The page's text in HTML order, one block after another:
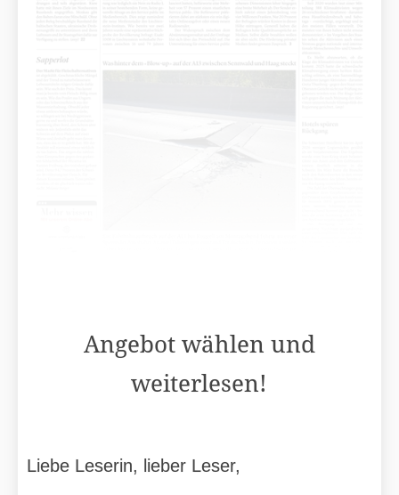
Angebot wählen und
weiterlesen!
Liebe Leserin, lieber Leser,